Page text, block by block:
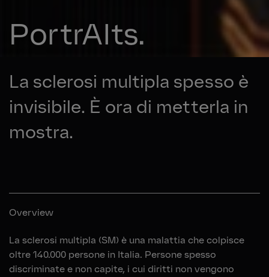
PortrAIts.
La sclerosi multipla spesso è
invisibile. È ora di metterla in
mostra.
Overview
La sclerosi multipla (SM) è una malattia che colpisce
oltre 140.000 persone in Italia. Persone spesso
discriminate e non capite, i cui diritti non vengono